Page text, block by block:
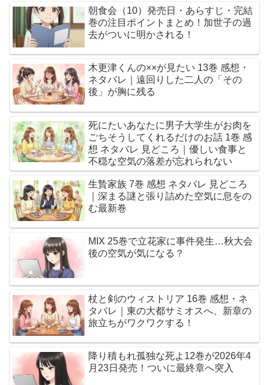
朝食会（10）発売日・あらすじ・完結
巻の注目ポイントまとめ！加世子の過
去がついに明かされる！
木更津くんの××が見たい 13巻 感想・
ネタバレ｜遠回りした二人の「その
後」が胸に残る
死にたいあなたに男子大学生がお肉を
ごちそうしてくれるだけのお話 1巻 感
想 ネタバレ 見どころ｜優しい食事と
不穏な空気の落差が忘れられない
生贄家族 7巻 感想 ネタバレ 見どころ
｜深まる謎と張り詰めた空気に息をの
む最新巻
MIX 25巻で立花家に事件発生…秋大会
後の空気が気になる？
杖と剣のウィストリア 16巻 感想・ネ
タバレ｜東の大都サミオスへ、新章の
旅立ちがワクワクする！
降り積もれ孤独な死よ12巻が2026年4
月23日発売！ついに最終章へ突入